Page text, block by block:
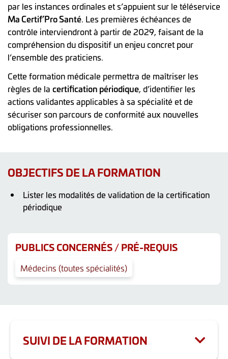
par les instances ordinales et s’appuient sur le téléservice
Ma Certif’Pro Santé. Les premières échéances de
contrôle interviendront à partir de 2029, faisant de la
compréhension du dispositif un enjeu concret pour
l’ensemble des praticiens.
Cette formation médicale permettra de maîtriser les
règles de la certification périodique, d’identifier les
actions validantes applicables à sa spécialité et de
sécuriser son parcours de conformité aux nouvelles
obligations professionnelles.
OBJECTIFS DE LA FORMATION
Lister les modalités de validation de la certification
périodique
PUBLICS CONCERNÉS / PRÉ-REQUIS
Médecins (toutes spécialités)
SUIVI DE LA FORMATION